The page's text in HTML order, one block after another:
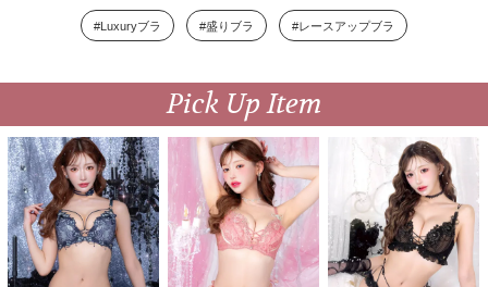
#Luxuryブラ #盛りブラ #レースアップブラ
Pick Up Item